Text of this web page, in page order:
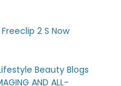
2 S Now
Beauty Blogs
AND ALL-